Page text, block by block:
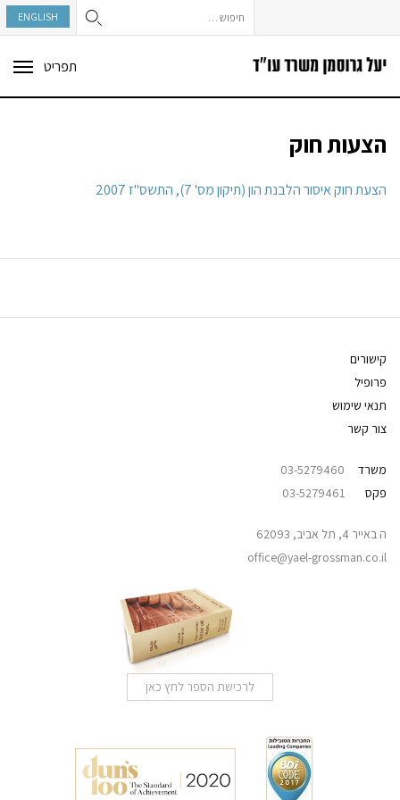
ENGLISH
תפריט
הצעות חוק
הצעת חוק איסור הלבנת הון (תיקון מס' 7), התשס"ז 2007
קישורים
פרופיל
תנאי שימוש
צור קשר
משרד
03-5279460
פקס
ה באייר 4, תל אביב, 62093
office@yael-grossman.co.il
לרכישת הספר לחץ כאן